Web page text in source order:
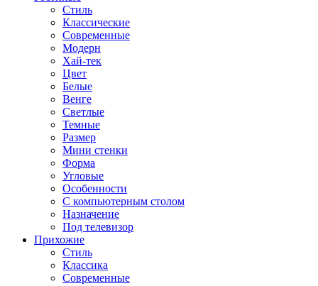
Стиль
Классические
Современные
Модерн
Хай-тек
Цвет
Белые
Венге
Светлые
Темные
Размер
Мини стенки
Форма
Угловые
Особенности
С компьютерным столом
Назначение
Под телевизор
Прихожие
Стиль
Классика
Современные